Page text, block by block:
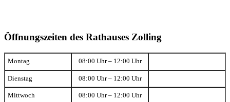
Öffnungszeiten des Rathauses Zolling
Montag 08:00 Uhr – 12:00 Uhr
Dienstag 08:00 Uhr – 12:00 Uhr
Mittwoch 08:00 Uhr – 12:00 Uhr